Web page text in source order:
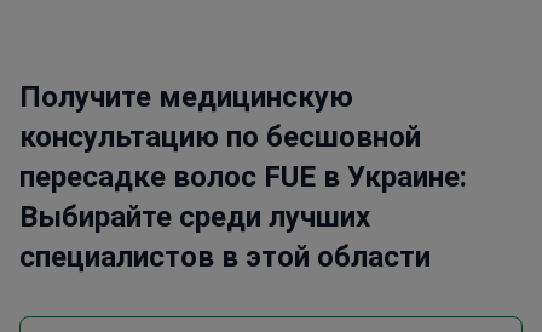
Получите медицинскую
консультацию по бесшовной
пересадке волос FUE в Украине:
Выбирайте среди лучших
специалистов в этой области